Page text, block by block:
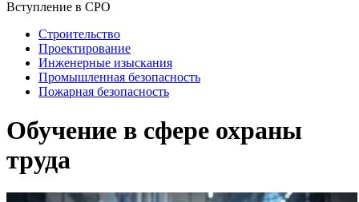
Вступление в СРО
Строительство
Проектирование
Инженерные изыскания
Промышленная безопасность
Пожарная безопасность
Обучение в сфере охраны
труда